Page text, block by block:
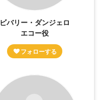
ビバリー・ダンジェロ
エコー役